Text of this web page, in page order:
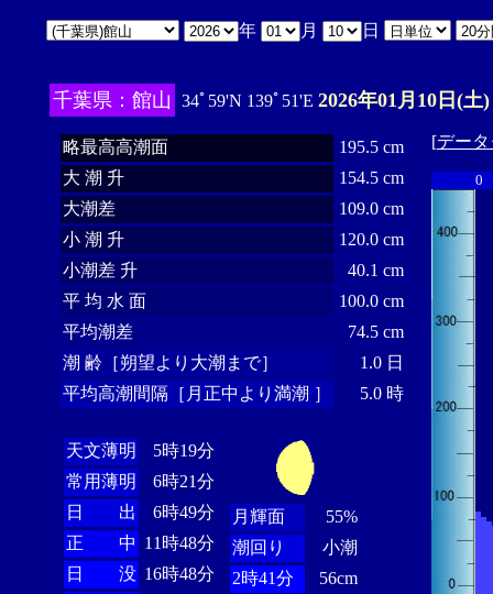
年 月 日
千葉県：館山 34ﾟ59'N 139ﾟ51'E 2026年01月10日(土)
略最高高潮面
195.5 cm
大 潮 升
154.5 cm
大潮差
109.0 cm
小 潮 升
120.0 cm
小潮差 升
40.1 cm
平 均 水 面
100.0 cm
平均潮差
74.5 cm
潮 齢［朔望より大潮まで］
1.0 日
平均高潮間隔［月正中より満潮 ］
5.0 時
天文薄明
5時19分
常用薄明
6時21分
日 出
6時49分
正 中 11時48分
日 没 16時48分
月輝面
55%
潮回り
小潮
2時41分
56cm
[デー
0